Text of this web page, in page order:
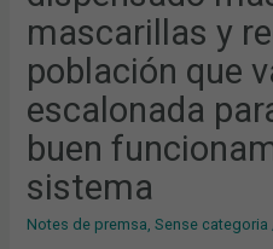
mascarillas y
población que
escalonada
buen
sistema
Notes de premsa ,Sense categoria
LA
POBLACIÓN
QUE
VAYA
MANERA
ESCALONADA
PARA
GARANTIZAR
UN
BUEN
FUNCIONAMIENTO
DEL
SISTEMA